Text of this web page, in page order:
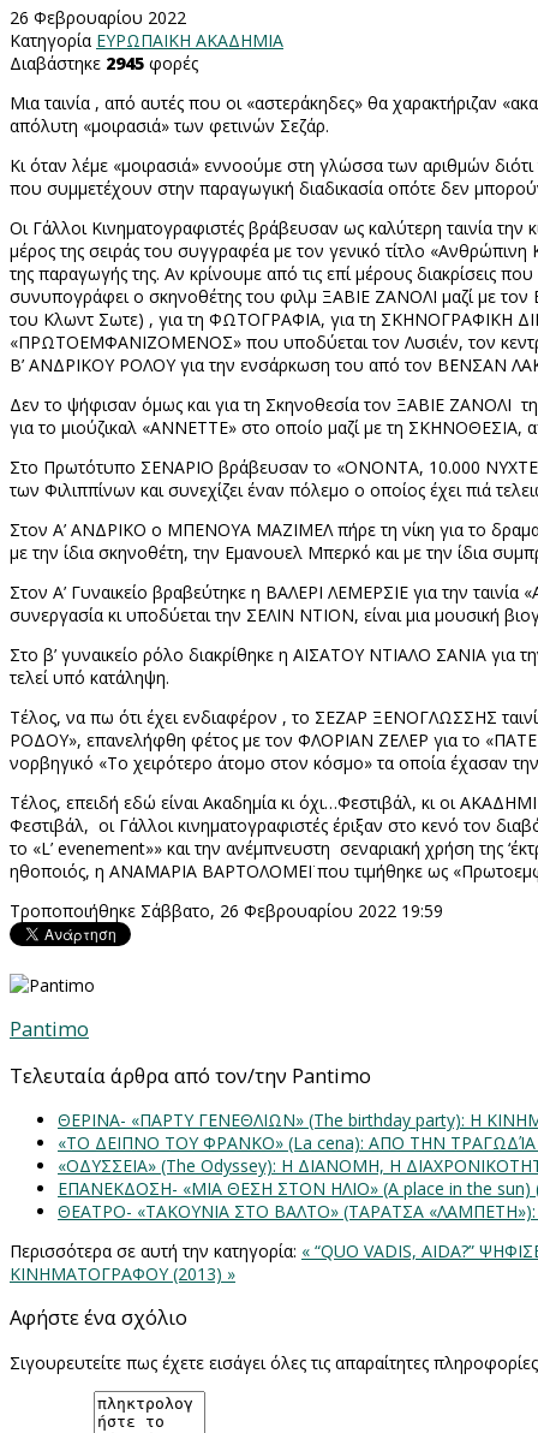
26 Φεβρουαρίου 2022
Κατηγορία ΕΥΡΩΠΑΙΚΗ ΑΚΑΔΗΜΙΑ
Διαβάστηκε 2945 φορές
Μια ταινία , από αυτές που οι «αστεράκηδες» θα χαρακτήριζαν
απόλυτη «μοιρασιά» των φετινών Σεζάρ.
Κι όταν λέμε «μοιρασιά» εννοούμε στη γλώσσα των αριθμών
που συμμετέχουν στην παραγωγική διαδικασία οπότε δεν
Οι Γάλλοι Κινηματογραφιστές βράβευσαν ως καλύτερη ταινία
μέρος της σειράς του συγγραφέα με τον γενικό τίτλο «Ανθρώπινη
της παραγωγής της. Αν κρίνουμε από τις επί μέρους διακρίσεις
συνυπογράφει ο σκηνοθέτης του φιλμ ΞΑΒΙΕ ΖΑΝΟΛΙ μαζί με
του Κλωντ Σωτε) , για τη ΦΩΤΟΓΡΑΦΙΑ, για τη ΣΚΗΝΟΓΡΑΦΙΚΗ
«ΠΡΩΤΟΕΜΦΑΝΙΖΟΜΕΝΟΣ» που υποδύεται τον Λυσιέν, τον
Β’ ΑΝΔΡΙΚΟΥ ΡΟΛΟΥ για την ενσάρκωση του από τον ΒΕΝΣΑΝ
Δεν το ψήφισαν όμως και για τη Σκηνοθεσία τον ΞΑΒΙΕ ΖΑΝΟΛΙ
για το μιούζικαλ «ΑΝΝΕΤΤΕ» στο οποίο μαζί με τη
Στo Πρωτότυπο ΣΕΝΑΡΙΟ βράβευσαν το «ΟΝΟΝΤΑ, 10.000
των Φιλιππίνων και συνεχίζει έναν πόλεμο ο οποίος έχει πιά
Στον Α’ ΑΝΔΡΙΚΟ ο ΜΠΕΝΟΥΑ ΜΑΖΙΜΕΛ πήρε τη νίκη για το
με την ίδια σκηνοθέτη, την Εμανουελ Μπερκό και με την ίδια
Στον Α’ Γυναικείο βραβεύτηκε η ΒΑΛΕΡΙ ΛΕΜΕΡΣΙΕ για την ταινία «
συνεργασία κι υποδύεται την ΣΕΛΙΝ ΝΤΙΟΝ, είναι μια μουσική
Στο β’ γυναικείο ρόλο διακρίθηκε η ΑΪΣΑΤΟΥ ΝΤΙΑΛΟ ΣΑΝΙΑ για
τελεί υπό κατάληψη.
Τέλος, να πω ότι έχει ενδιαφέρον , το ΣΕΖΑΡ ΞΕΝΟΓΛΩΣΣΗΣ
ΡΟΔΟΥ», επανελήφθη φέτος με τον ΦΛΟΡΙΑΝ ΖΕΛΕΡ για το
νορβηγικό «Το χειρότερο άτομο στον κόσμο» τα οποία έχασαν
Τέλος, επειδή εδώ είναι Ακαδημία κι όχι…Φεστιβάλ, κι οι
Φεστιβάλ, οι Γάλλοι κινηματογραφιστές έριξαν στο κενό τον
το «L’ evenement»» και την ανέμπνευστη σεναριακή χρήση της
ηθοποιός, η ΑΝΑΜΑΡΙΑ ΒΑΡΤΟΛΟΜΕΪ που τιμήθηκε ως
Τροποποιήθηκε Σάββατο, 26 Φεβρουαρίου 2022 19:59
Pantimo
Τελευταία άρθρα από τον/την Pantimo
ΘΕΡΙΝΑ- «ΠΑΡΤΥ ΓΕΝΕΘΛΙΩΝ» (The birthday party): H
«ΤΟ ΔΕΙΠΝΟ ΤΟΥ ΦΡΑΝΚΟ» (La cena): ΑΠΟ ΤΗΝ
«ΟΔΥΣΣΕΙΑ» (The Odyssey): Η ΔΙΑΝΟΜΗ, Η
ΕΠΑΝΕΚΔΟΣΗ- «ΜΙΑ ΘΕΣΗ ΣΤΟΝ ΗΛΙΟ» (Α place in the
ΘΕΑΤΡΟ- «ΤΑΚΟΥΝΙΑ ΣΤΟ ΒΑΛΤΟ» (ΤΑΡΑΤΣΑ
Περισσότερα σε αυτή την κατηγορία: « “QUO VADIS, AIDA?”
ΚΙΝΗΜΑΤΟΓΡΑΦΟΥ (2013) »
Αφήστε ένα σχόλιο
Σιγουρευτείτε πως έχετε εισάγει όλες τις απαραίτητες